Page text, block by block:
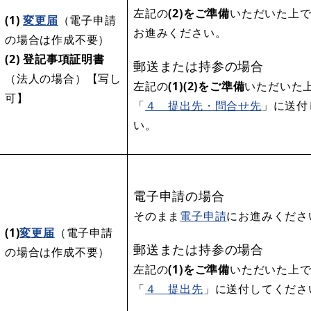
(1)変更届 （電子申請
の場合は作成不要）
(2) 登記事項証明書
（法人の場合）【写し
可】
左記の(2)をご準備いただいた上
お進みください。
郵送または持参の場合
左記の(1)(2)をご準備いただいた
「 ４ 提出先・問合せ先 」に送
い。
(1)変更届 （電子申請
の場合は作成不要）
電子申請の場合
そのまま 電子申請にお進みくだ
郵送または持参の場合
左記の(1)をご準備いただいた上
「 ４ 提出先 」に送付してくだ